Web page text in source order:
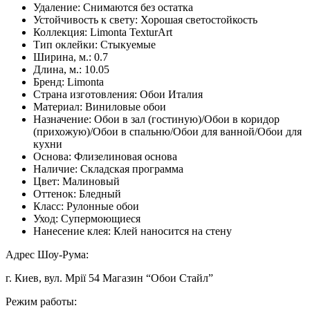
Удаление: Снимаются без остатка
Устойчивость к свету: Хорошая светостойкость
Коллекция: Limonta TexturArt
Тип оклейки: Стыкуемые
Ширина, м.: 0.7
Длина, м.: 10.05
Бренд: Limonta
Страна изготовления: Обои Италия
Материал: Виниловые обои
Назначение: Обои в зал (гостиную)/Обои в коридор
(прихожую)/Обои в спальню/Обои для ванной/Обои для
кухни
Основа: Флизелиновая основа
Наличие: Складская программа
Цвет: Малиновый
Оттенок: Бледный
Класс: Рулонные обои
Уход: Супермоющиеся
Нанесение клея: Клей наносится на стену
Адрес Шоу-Рума:
г. Киев, вул. Мрії 54 Магазин “Обои Стайл”
Режим работы: